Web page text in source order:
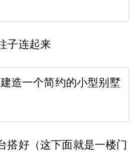
子连起来
搭好（这下面就是一楼门